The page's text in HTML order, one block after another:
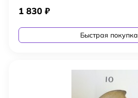
1 830 ₽
Быстрая покупка